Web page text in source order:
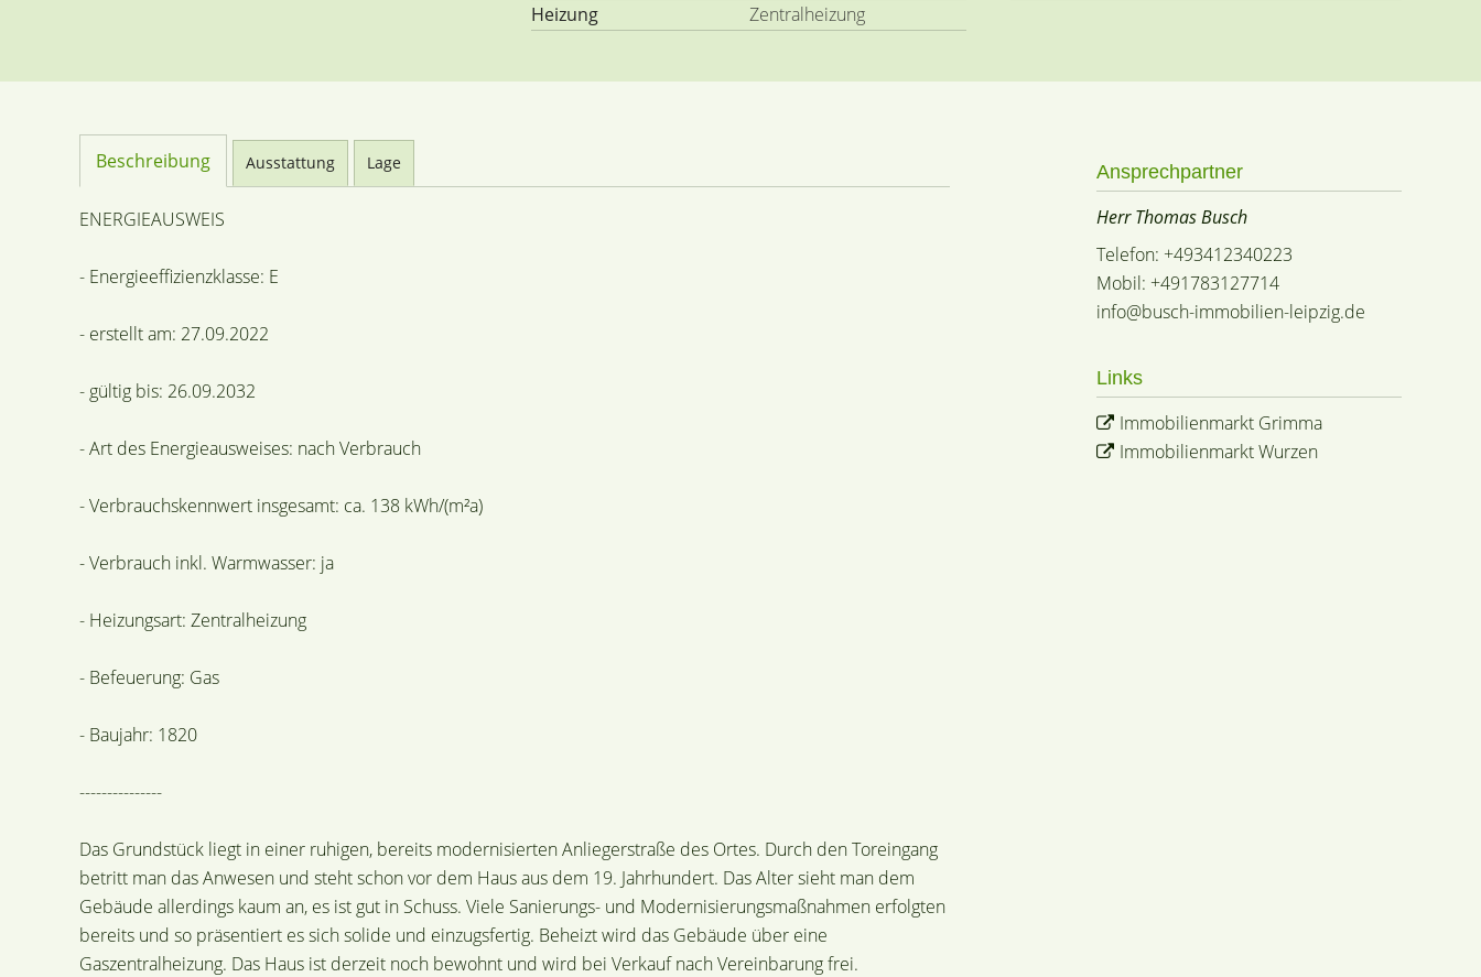
Heizung
Zentralheizung
Beschreibung Ausstattung Lage
ENERGIEAUSWEIS
- Energieeffizienzklasse: E
- erstellt am: 27.09.2022
- gültig bis: 26.09.2032
- Art des Energieausweises: nach Verbrauch
- Verbrauchskennwert insgesamt: ca. 138 kWh/(m²a)
- Verbrauch inkl. Warmwasser: ja
- Heizungsart: Zentralheizung
- Befeuerung: Gas
- Baujahr: 1820
---------------
Das Grundstück liegt in einer ruhigen, bereits modernisierten Anliegerstraße des Ortes. Durch den Toreingang
betritt man das Anwesen und steht schon vor dem Haus aus dem 19. Jahrhundert. Das Alter sieht man dem
Gebäude allerdings kaum an, es ist gut in Schuss. Viele Sanierungs- und Modernisierungsmaßnahmen erfolgten
bereits und so präsentiert es sich solide und einzugsfertig. Beheizt wird das Gebäude über eine
Gaszentralheizung. Das Haus ist derzeit noch bewohnt und wird bei Verkauf nach Vereinbarung frei.
Ansprechpartner
Herr Thomas Busch
Telefon: +493412340223
Mobil: +491783127714
info@busch-immobilien-leipzig.de
Links
Immobilienmarkt Grimma
Immobilienmarkt Wurzen